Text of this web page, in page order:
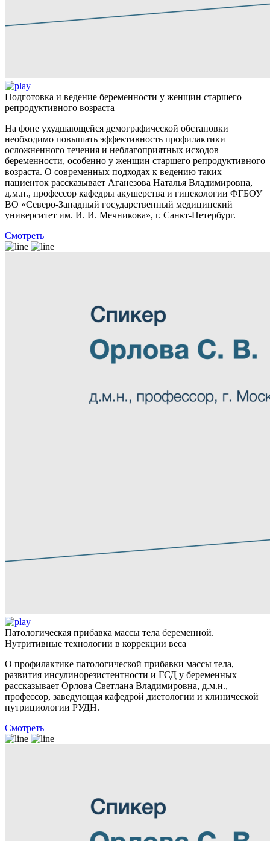
Подготовка и ведение беременности у женщин старшего
репродуктивного возраста
На фоне ухудшающейся демографической обстановки
необходимо повышать эффективность профилактики
осложненного течения и неблагоприятных исходов
беременности, особенно у женщин старшего репродуктивного
возраста. О современных подходах к ведению таких
пациенток рассказывает Аганезова Наталья Владимировна,
д.м.н., профессор кафедры акушерства и гинекологии ФГБОУ
ВО «Северо-Западный государственный медицинский
университет им. И. И. Мечникова», г. Санкт-Петербург.
Смотреть
Патологическая прибавка массы тела беременной.
Нутритивные технологии в коррекции веса
О профилактике патологической прибавки массы тела,
развития инсулинорезистентности и ГСД у беременных
рассказывает Орлова Светлана Владимировна, д.м.н.,
профессор, заведующая кафедрой диетологии и клинической
нутрициологии РУДН.
Смотреть